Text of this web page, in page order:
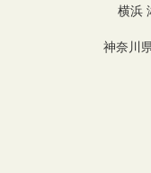
横浜
神奈川